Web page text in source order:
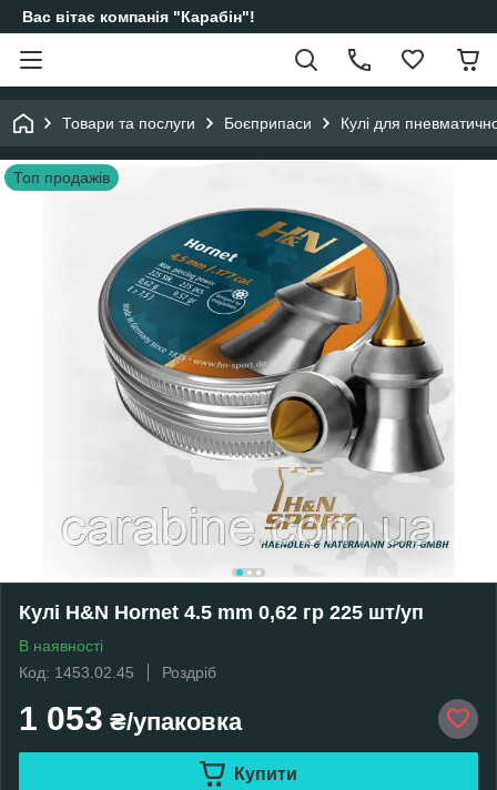
Вас вітає компанія "Карабін"!
Товари та послуги Боєприпаси Кулі для
Топ продажів
Кулі H&N Hornet 4.5 mm 0,62 гр 225 шт/уп
В наявності
Код: 1453.02.45
Роздріб
1 053 ₴/упаковка
Купити